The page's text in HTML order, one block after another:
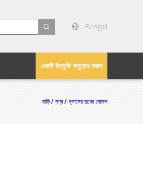
Bengali
একটি উদ্ধৃতি অনুরোধ করুন
বাড়ি/পণ্য/গ্লাসের দুধের বোতল